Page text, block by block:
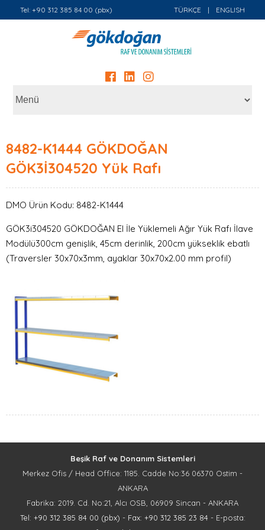
Tel: +90 312 385 84 00 (pbx) TÜRKÇE | ENGLISH
8482-K1444 GÖKDOĞAN
GÖK3İ304520 Yük Rafı
DMO Ürün Kodu: 8482-K1444
GÖK3i304520 GÖKDOĞAN El İle Yüklemeli Ağır Yük Rafı İlave
Modülü300cm genişlik, 45cm derinlik, 200cm yükseklik ebatlı
(Traversler 30x70x3mm, ayaklar 30x70x2.00 mm profil)
Beşik Raf ve Donanım Sistemleri
Merkez Ofis / Head Office: 1185. Cadde No:36 06370 Ostim -
ANKARA
Fabrika: 2019. Cd. No:21, Alcı OSB, 06909 Sincan - ANKARA
Tel: +90 312 385 84 00 (pbx) - Fax: +90 312 385 23 84 - E-posta: